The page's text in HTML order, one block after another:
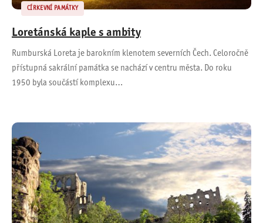
CÍRKEVNÍ PAMÁTKY
Loretánská kaple s ambity
Rumburská Loreta je barokním klenotem severních Čech. Celoročně
přístupná sakrální památka se nachází v centru města. Do roku
1950 byla součástí komplexu…